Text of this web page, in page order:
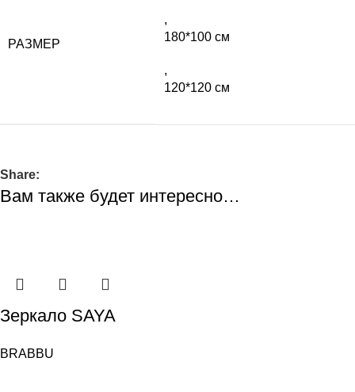
РАЗМЕР
,
180*100 cм
,
120*120 cм
Share:
Вам также будет интересно…
Зеркало SAYA
BRABBU